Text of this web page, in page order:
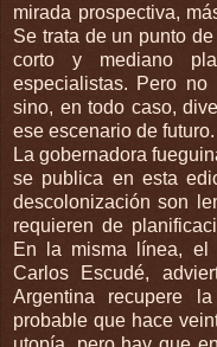
mirada prospectiva,
Se trata de un punto
corto y mediano
especialistas. Pero
sino, en todo caso,
ese escenario de futuro.
La gobernadora
se publica en esta
descolonización son
requieren de
En la misma línea, el
Carlos Escudé,
Argentina recupere
probable que hace